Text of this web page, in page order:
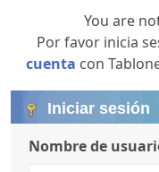
You are
Por favor inicia
cuenta con
Iniciar sesión
Nombre de